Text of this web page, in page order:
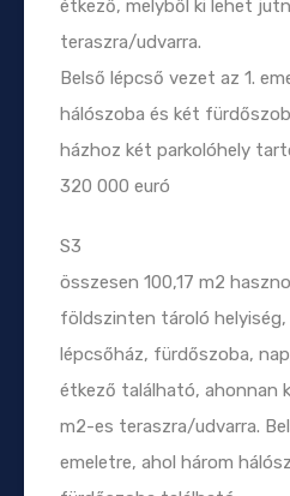
étkező, melyből ki lehet
teraszra/udvarra.
Belső lépcső vezet az 1.
hálószoba és két
házhoz két parkolóhely
320 000 euró
S3
összesen 100,17 m2
földszinten tároló helyiség,
lépcsőház, fürdőszoba,
étkező található, ahonnan
m2-es teraszra/udvarra.
emeletre, ahol három